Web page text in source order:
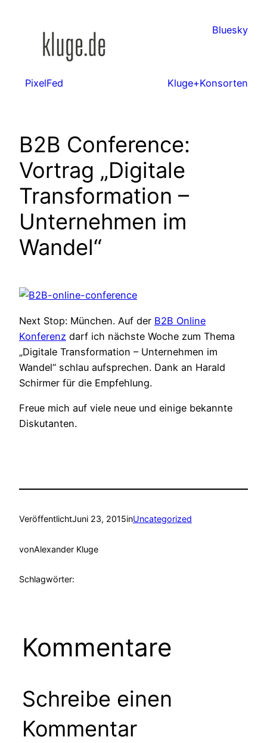
Bluesky
PixelFed Kluge+Konsorten
B2B Conference:
Vortrag „Digitale
Transformation –
Unternehmen im
Wandel“
Next Stop: München. Auf der B2B Online
Konferenz darf ich nächste Woche zum Thema
„Digitale Transformation – Unternehmen im
Wandel“ schlau aufsprechen. Dank an Harald
Schirmer für die Empfehlung.
Freue mich auf viele neue und einige bekannte
Diskutanten.
VeröffentlichtJuni 23, 2015inUncategorized
vonAlexander Kluge
Schlagwörter:
Kommentare
Schreibe einen
Kommentar